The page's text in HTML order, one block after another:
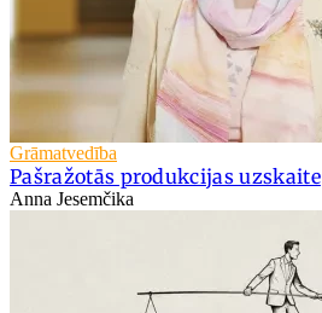
Grāmatvedība
Pašražotās produkcijas uzskaite
Anna Jesemčika